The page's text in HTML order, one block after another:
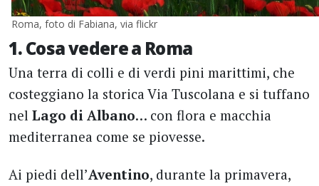
Roma, foto di Fabiana, via flickr
1. Cosa vedere a Roma
Una terra di colli e di verdi pini marittimi, che
costeggiano la storica Via Tuscolana e si tuffano
nel Lago di Albano… con flora e macchia
mediterranea come se piovesse.
Ai piedi dell’Aventino, durante la primavera,